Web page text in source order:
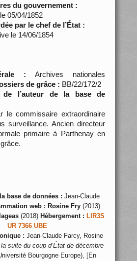
du gouvernement :
05/04/1852
par le chef de l’État :
le 14/06/1854
: Archives nationales
de grâce : BB/22/172/2
de l’auteur de la base de
le commissaire extraordinaire
surveillance. Ancien directeur
primaire à Parthenay en
base de données : Jean-Claude
web : Rosine Fry(2013)
(2018) Hébergement : LIR3S
UR 7366 UBE
: Jean-Claude Farcy, Rosine
suite du coup d’État de décembre
Bourgogne Europe), [En